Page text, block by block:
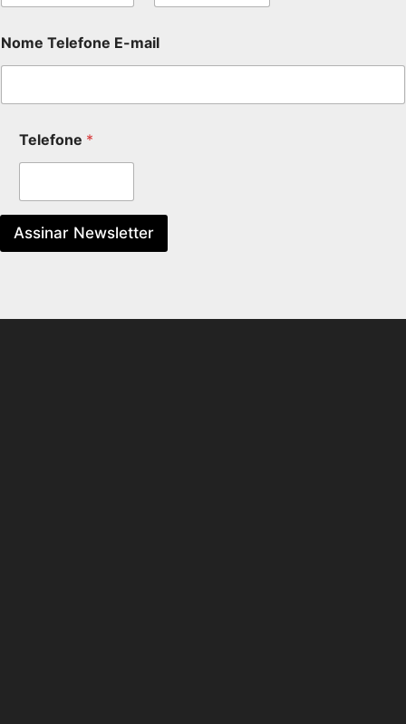
Nome Telefone E-mail
Telefone *
Assinar Newsletter